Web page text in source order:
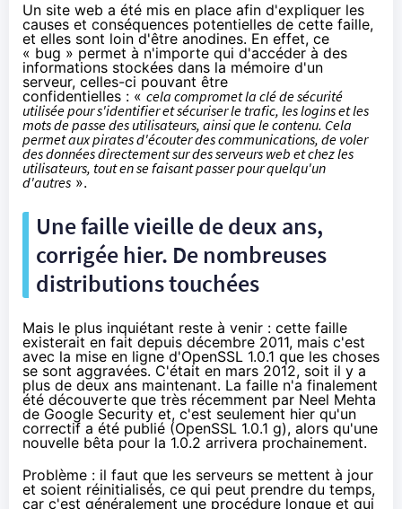
Un site web a été mis en place afin d'expliquer les
causes et conséquences potentielles de cette faille,
et elles sont loin d'être anodines. En effet, ce
« bug » permet à n'importe qui d'accéder à des
informations stockées dans la mémoire d'un
serveur, celles-ci pouvant être
confidentielles : «cela compromet la clé de sécurité
utilisée pour s'identifier et sécuriser le trafic, les logins et les
mots de passe des utilisateurs, ainsi que le contenu. Cela
permet aux pirates d'écouter des communications, de voler
des données directement sur des serveurs web et chez les
utilisateurs, tout en se faisant passer pour quelqu'un
d'autres ».
Une faille vieille de deux ans,
corrigée hier. De nombreuses
distributions touchées
Mais le plus inquiétant reste à venir : cette faille
existerait en fait depuis décembre 2011, mais c'est
avec la mise en ligne d'OpenSSL 1.0.1 que les choses
se sont aggravées. C'était en mars 2012, soit il y a
plus de deux ans maintenant. La faille n'a finalement
été découverte que très récemment par Neel Mehta
de Google Security et, c'est seulement hier qu'un
correctif a été publié (OpenSSL 1.0.1 g), alors qu'une
nouvelle bêta pour la 1.0.2 arrivera prochainement.
Problème : il faut que les serveurs se mettent à jour
et soient réinitialisés, ce qui peut prendre du temps,
car c'est généralement une procédure longue et qui